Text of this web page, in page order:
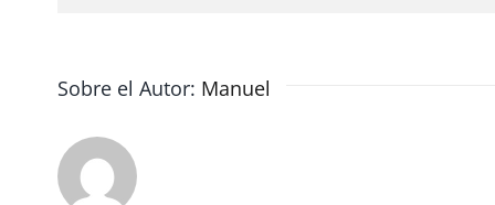
Sobre el Autor: Manuel